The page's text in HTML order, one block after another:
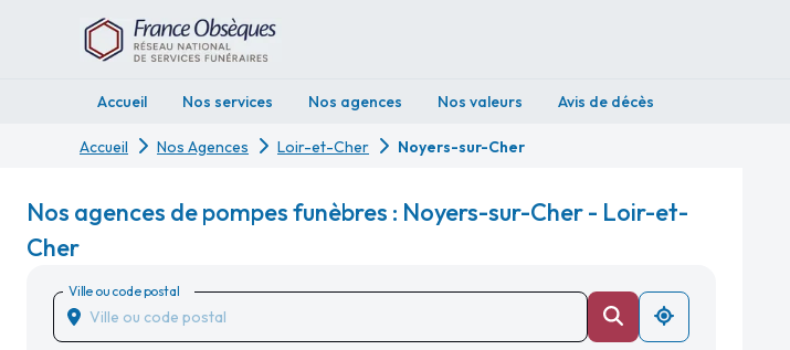
Accueil Nos services Nos agences Nos valeurs Avis de décès
Accueil Nos Agences Loir-et-Cher Noyers-sur-Cher
Nos agences de pompes funèbres : Noyers-sur-Cher - Loir-et-
Cher
Ville ou code postal